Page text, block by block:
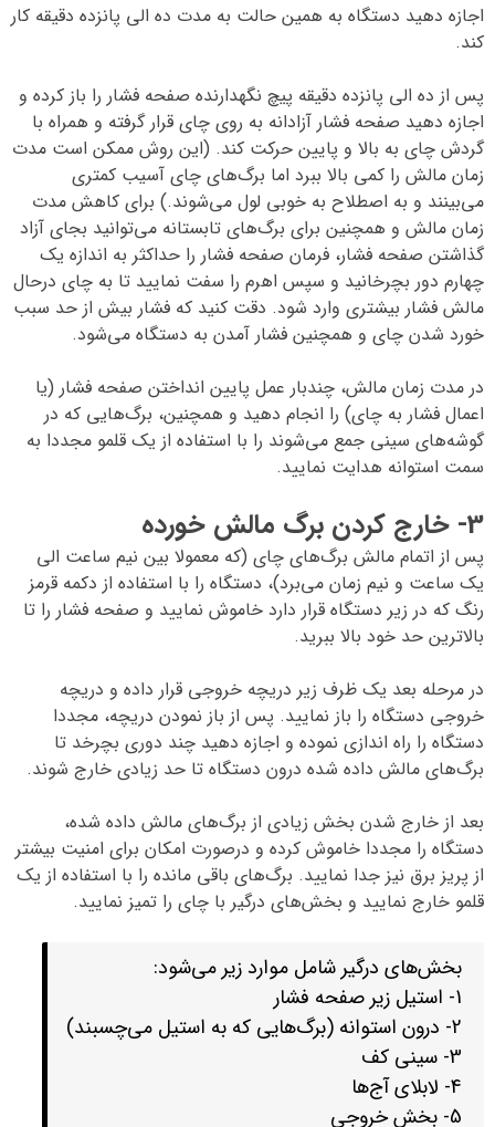
اجازه دهید دستگاه به همین حالت به مدت ده الی پانزده دقیقه کار
کند.
پس از ده الی پانزده دقیقه پیچ نگهدارنده صفحه فشار را باز کرده و
اجازه دهید صفحه فشار آزادانه به روی چای قرار گرفته و همراه با
گردش چای به بالا و پایین حرکت کند. (این روش ممکن است مدت
زمان مالش را کمی بالا ببرد اما برگ‌های چای آسیب کمتری
می‌بینند و به اصطلاح به خوبی لول می‌شوند.) برای کاهش مدت
زمان مالش و همچنین برای برگ‌های تابستانه می‌توانید بجای آزاد
گذاشتن صفحه فشار، فرمان صفحه فشار را حداکثر به اندازه یک
چهارم دور بچرخانید و سپس اهرم را سفت نمایید تا به چای درحال
مالش فشار بیشتری وارد شود. دقت کنید که فشار بیش از حد سبب
خورد شدن چای و همچنین فشار آمدن به دستگاه می‌شود.
در مدت زمان مالش، چندبار عمل پایین انداختن صفحه فشار (یا
اعمال فشار به چای) را انجام دهید و همچنین، برگ‌هایی که در
گوشه‌های سینی جمع می‌شوند را با استفاده از یک قلمو مجددا به
سمت استوانه هدایت نمایید.
3- خارج کردن برگ مالش خورده
پس از اتمام مالش برگ‌های چای (که معمولا بین نیم ساعت الی
یک ساعت و نیم زمان می‌برد)، دستگاه را با استفاده از دکمه قرمز
رنگ که در زیر دستگاه قرار دارد خاموش نمایید و صفحه فشار را تا
بالاترین حد خود بالا ببرید.
در مرحله بعد یک ظرف زیر دریچه خروجی قرار داده و دریچه
خروجی دستگاه را باز نمایید. پس از باز نمودن دریچه، مجددا
دستگاه را راه اندازی نموده و اجازه دهید چند دوری بچرخد تا
برگ‌های مالش داده شده درون دستگاه تا حد زیادی خارج شوند.
بعد از خارج شدن بخش زیادی از برگ‌های مالش داده شده،
دستگاه را مجددا خاموش کرده و درصورت امکان برای امنیت بیشتر
از پریز برق نیز جدا نمایید. برگ‌های باقی مانده را با استفاده از یک
قلمو خارج نمایید و بخش‌های درگیر با چای را تمیز نمایید.
بخش‌های درگیر شامل موارد زیر می‌شود:
1- استیل زیر صفحه فشار
2- درون استوانه (برگ‌هایی که به استیل می‌چسبند)
3- سینی کف
4- لابلای آج‌ها
5- بخش خروجی